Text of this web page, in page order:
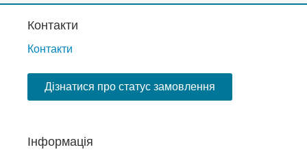
Контакти
Контакти
Дізнатися про статус замовлення
Інформація